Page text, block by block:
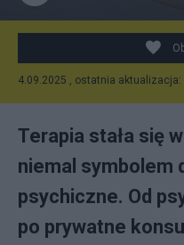
Purdue Corona
4.09.2025 , ostatnia aktualizacja:
Terapia stała się
niemal symbolem
psychiczne. Od
po prywatne